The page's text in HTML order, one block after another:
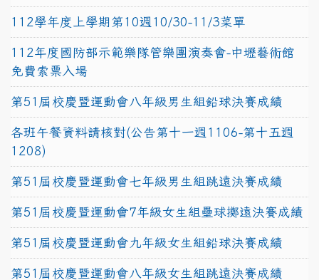
112學年度上學期第10週10/30-11/3菜單
112年度國防部示範樂隊管樂團演奏會-中壢藝術館
免費索票入場
第51屆校慶暨運動會八年級男生組鉛球決賽成績
各班午餐資料請核對(公告第十一週1106-第十五週
1208)
第51屆校慶暨運動會七年級男生組跳遠決賽成績
第51屆校慶暨運動會7年級女生組壘球擲遠決賽成績
第51屆校慶暨運動會九年級女生組鉛球決賽成績
第51屆校慶暨運動會八年級女生組跳遠決賽成績